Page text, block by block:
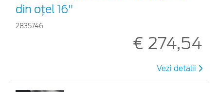
din oțel 16"
2835746
€ 274,54
Vezi detalii